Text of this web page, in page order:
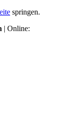
springen.
| Online: